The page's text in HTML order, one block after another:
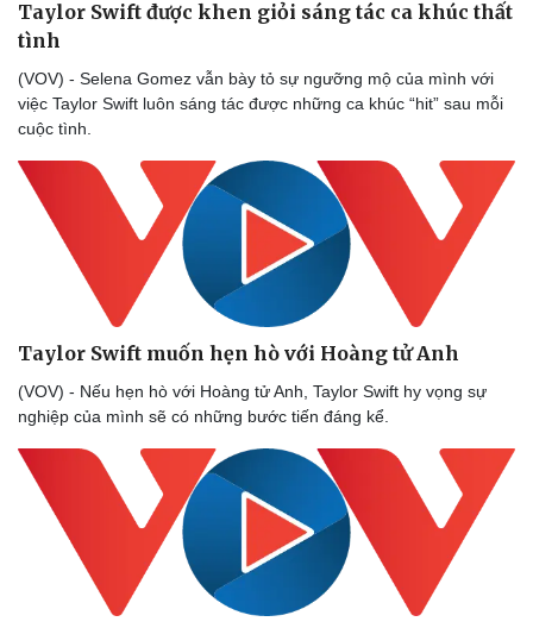
Sức khỏe
Dinh dưỡng - món ngon
Sản phụ khoa
Nam khoa
Làm đẹp - giảm cân
Phòng mạch online
Ăn sạch sống khỏe
Đời sống
Nhà đẹp
Blog
Tình yêu - Gia đình
Taylor Swift được khen giỏi sáng tác ca khúc thất
tình
(VOV) - Selena Gomez vẫn bày tỏ sự ngưỡng mộ của mình với
việc Taylor Swift luôn sáng tác được những ca khúc “hit” sau mỗi
cuộc tình.
Taylor Swift muốn hẹn hò với Hoàng tử Anh
(VOV) - Nếu hẹn hò với Hoàng tử Anh, Taylor Swift hy vọng sự
nghiệp của mình sẽ có những bước tiến đáng kể.